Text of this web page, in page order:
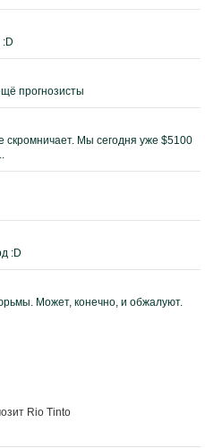
:D
прогнозисты
скромничает. Мы сегодня уже $5100
:D
Может, конечно, и обжалуют.
Rio Tinto